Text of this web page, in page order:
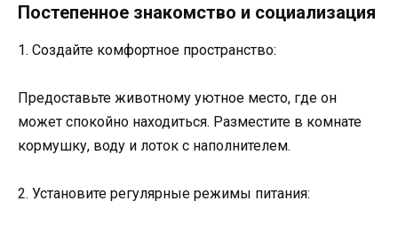
Постепенное знакомство и социализация
1. Создайте комфортное пространство:
Предоставьте животному уютное место, где он
может спокойно находиться. Разместите в комнате
кормушку, воду и лоток с наполнителем.
2. Установите регулярные режимы питания: